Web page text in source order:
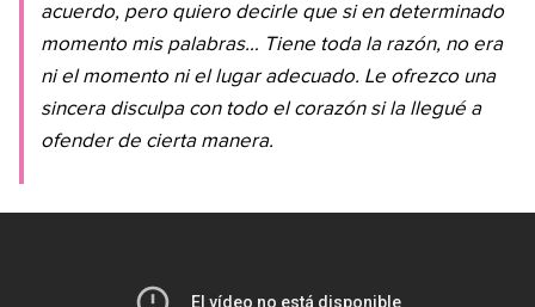
acuerdo, pero quiero decirle que si en determinado
momento mis palabras… Tiene toda la razón, no era
ni el momento ni el lugar adecuado. Le ofrezco una
sincera disculpa con todo el corazón si la llegué a
ofender de cierta manera.